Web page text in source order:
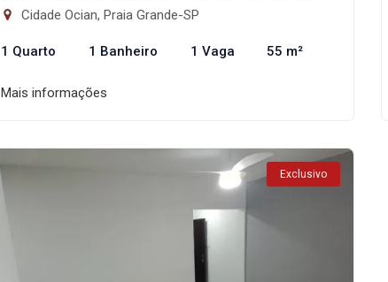
Cidade Ocian, Praia Grande-SP
1 Quarto 1 Banheiro 1 Vaga 55 m²
Mais informações
Exclusivo